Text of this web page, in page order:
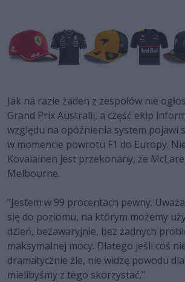
Jak na razie żaden z zespołów nie
Grand Prix Australii, a część ekip
względu na opóźnienia system pojawi
w momencie powrotu F1 do Europy.
Kovalainen jest przekonany, że
Melbourne.
"Jestem w 99 procentach pewny.
się do poziomu, na którym możemy
dzień, bezawaryjnie, bez żadnych
maksymalnej mocy. Dlatego jeśli coś
dramatycznie źle, nie widzę powodu
mielibyśmy z tego skorzystać."